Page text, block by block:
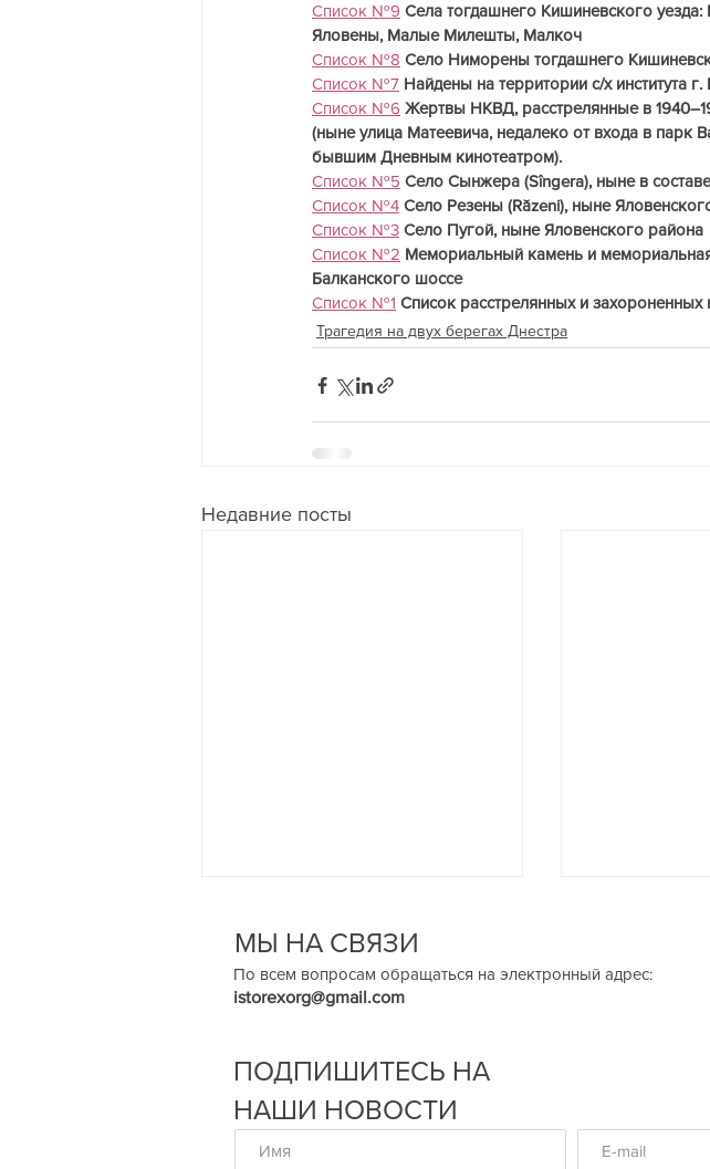
Список №9 Села тогдашнего Кишиневского
Яловены, Малые Милешты, Малкоч
Список №8 Село Ниморены тогдашнего
Список №7 Найдены на территории с/х института
Список №6 Жертвы НКВД, расстрелянные в
(ныне улица Матеевича, недалеко от входа в
бывшим Дневным кинотеатром).
Список №5 Село Сынжера (Sîngera), ныне в
Список №4 Село Резены (Răzeni), ныне
Список №3 Село Пугой, ныне Яловенского района
Список №2 Мемориальный камень и
Балканского шоссе
Список №1 Список расстрелянных и
Трагедия на двух берегах Днестра
Недавние посты
Мина Полянская.
Фогельфрай
зиму там
голода,
МЫ НА СВЯЗИ
По всем вопросам обращаться на электронный адрес:
istorexorg@gmail.com
ПОДПИШИТЕСЬ НА
НАШИ НОВОСТИ